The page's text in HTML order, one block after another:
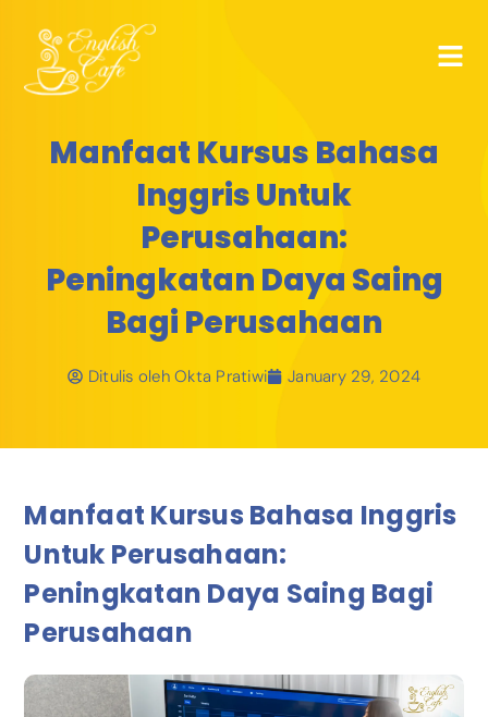
Manfaat Kursus Bahasa
Inggris Untuk
Perusahaan:
Peningkatan Daya Saing
Bagi Perusahaan
Ditulis olehOkta Pratiwi January 29, 2024
Manfaat Kursus Bahasa Inggris
Untuk Perusahaan:
Peningkatan Daya Saing Bagi
Perusahaan